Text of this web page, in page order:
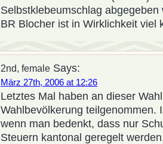
Selbstklebeumschlag
BR Blocher ist in Wirklichkeit viel
2nd, female Says:
März 27th, 2006 at 12:26
Letztes Mal haben an dieser
Wahlbevölkerung teilgenommen.
wenn man bedenkt, dass nur
Steuern kantonal geregelt